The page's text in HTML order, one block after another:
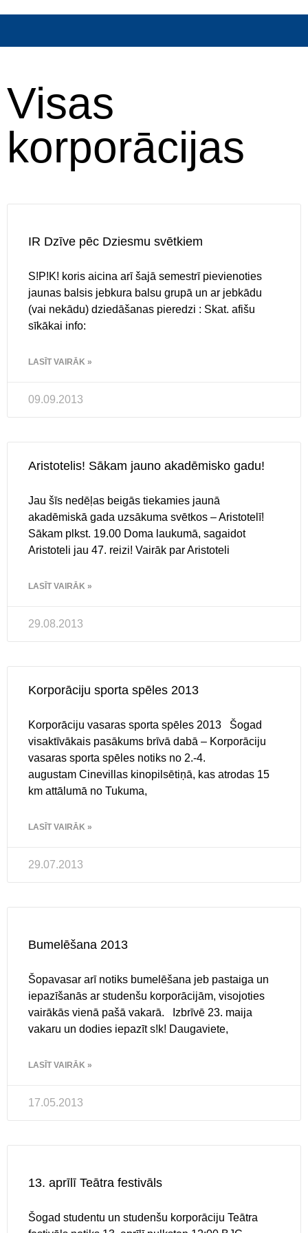
Visas
korporācijas
IR Dzīve pēc Dziesmu svētkiem
S!P!K! koris aicina arī šajā semestrī pievienoties
jaunas balsis jebkura balsu grupā un ar jebkādu
(vai nekādu) dziedāšanas pieredzi : Skat. afišu
sīkākai info:
LASĪT VAIRĀK »
09.09.2013
Aristotelis! Sākam jauno akadēmisko gadu!
Jau šīs nedēļas beigās tiekamies jaunā
akadēmiskā gada uzsākuma svētkos – Aristotelī!
Sākam plkst. 19.00 Doma laukumā, sagaidot
Aristoteli jau 47. reizi! Vairāk par Aristoteli
LASĪT VAIRĀK »
29.08.2013
Korporāciju sporta spēles 2013
Korporāciju vasaras sporta spēles 2013 Šogad
visaktīvākais pasākums brīvā dabā – Korporāciju
vasaras sporta spēles notiks no 2.-4.
augustam Cinevillas kinopilsētiņā, kas atrodas 15
km attālumā no Tukuma,
LASĪT VAIRĀK »
29.07.2013
Bumelēšana 2013
Šopavasar arī notiks bumelēšana jeb pastaiga un
iepazīšanās ar studenšu korporācijām, visojoties
vairākās vienā pašā vakarā. Izbrīvē 23. maija
vakaru un dodies iepazīt s!k! Daugaviete,
LASĪT VAIRĀK »
17.05.2013
13. aprīlī Teātra festivāls
Šogad studentu un studenšu korporāciju Teātra